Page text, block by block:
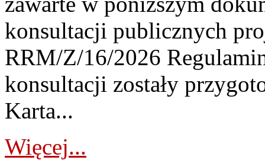
konsultacji publicznych
RRM/Z/16/2026
konsultacji zostały
Karta...
Więcej...